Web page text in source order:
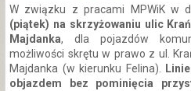
W związku z pracami MPWiK w
(piątek) na skrzyżowaniu ulic
Majdanka, dla pojazdów
możliwości skrętu w prawo z ul.
Majdanka (w kierunku Felina).
objazdem bez pominięcia